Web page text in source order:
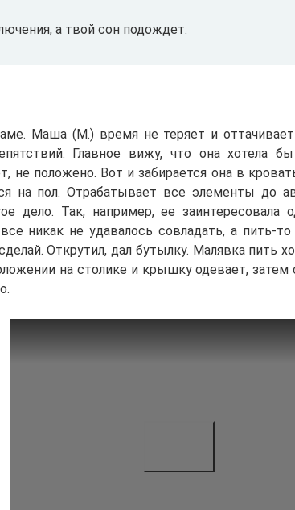
а твой сон подождет.
Маша (М.) время не теряет и
Главное вижу, что она хотела
не положено. Вот и забирается она в
на пол. Отрабатывает все элементы до
дело. Так, например, ее заинтересовала
никак не удавалось совладать, а пить-то
Открутил, дал бутылку. Малявка пить
на столике и крышку одевает, затем